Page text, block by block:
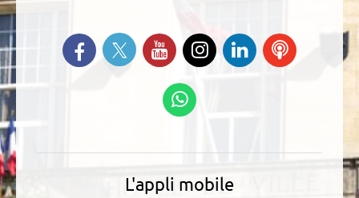
Retrouvez-nous sur Facebook
Suivez-nous sur Twitter
Suivez-nous sur YouTube
Suivez-nous sur
Instagram
Retrouvez-
nous sur
Ecoutez
L'appli mobile